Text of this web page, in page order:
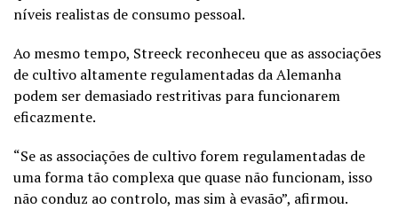
níveis realistas de consumo pessoal.
Ao mesmo tempo, Streeck reconheceu que as associações
de cultivo altamente regulamentadas da Alemanha
podem ser demasiado restritivas para funcionarem
eficazmente.
“Se as associações de cultivo forem regulamentadas de
uma forma tão complexa que quase não funcionam, isso
não conduz ao controlo, mas sim à evasão”, afirmou.